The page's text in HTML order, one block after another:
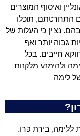
ואיסוף המוצרים
התחרטתם, תוכלו
נציין כי העלות של
גבוה יותר ואף
חייבים. בכל
ולהימנע מלקנות
לימה.
ללימה, בירת פרו.